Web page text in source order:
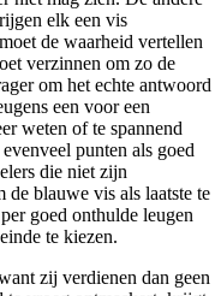
elk een vis
de waarheid vertellen
verzinnen om zo de
om het echte antwoord
een voor een
weten of te spannend
punten als goed
die niet zijn
blauwe vis als laatste te
goed onthulde leugen
te kiezen.
zij verdienen dan geen